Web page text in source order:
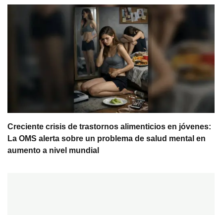
Creciente crisis de trastornos alimenticios en jóvenes:
La OMS alerta sobre un problema de salud mental en
aumento a nivel mundial